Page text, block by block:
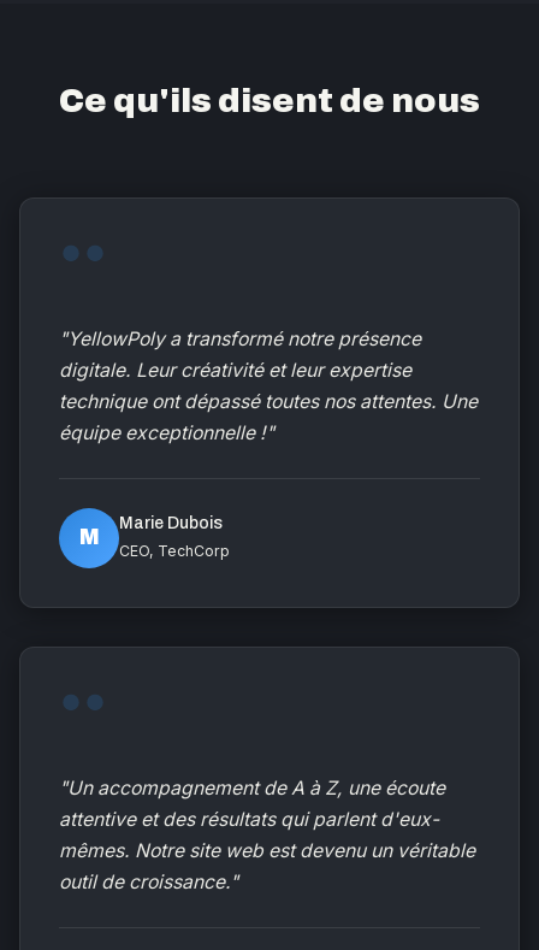
Ce qu'ils disent de nous
"YellowPoly a transformé notre présence
digitale. Leur créativité et leur expertise
technique ont dépassé toutes nos attentes. Une
équipe exceptionnelle !"
M
Marie Dubois
CEO, TechCorp
"Un accompagnement de A à Z, une écoute
attentive et des résultats qui parlent d'eux-
mêmes. Notre site web est devenu un véritable
outil de croissance."